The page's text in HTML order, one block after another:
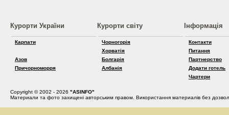
Курорти України
Карпати
Азов
Причорноморря
Курорти світу
Чорногорія
Хорватія
Болгарія
Албанія
Інформація
Контакти
Питання
Партнерство
Додати готель
Чартери
Copyright © 2002 - 2026 "ASINFO"
Материали та фото захищені авторським правом. Використання материалів без